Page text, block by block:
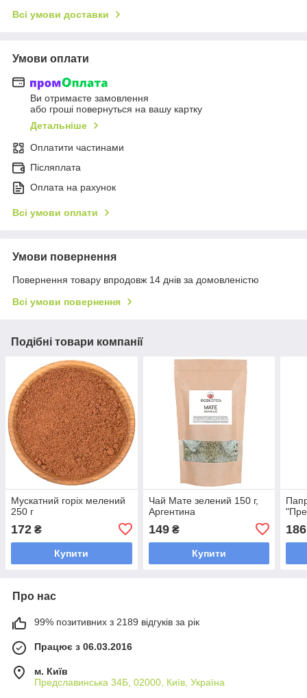
Всі умови доставки
Умови оплати
Ви отримаєте замовлення
або гроші повернуться на вашу картку
Детальніше
Оплатити частинами
Післяплата
Оплата на рахунок
Всі умови оплати
Умови повернення
Повернення товару впродовж 14 днів за домовленістю
Всі умови повернення
Подібні товари компанії
Мускатний горіх мелений
250 г
172 ₴
Купити
Чай Мате зелений 150 г,
Аргентина
149₴
Купити
186
Про нас
99% позитивних з 2189 відгуків за рік
Працює з 06.03.2016
м. Київ
Предславинська 34Б, 02000, Київ, Україна